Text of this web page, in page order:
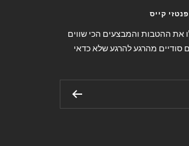
קייס
את ההטבות והמבצעים הכי שווים
סודיים מהרגע להרגע שלא כדאי